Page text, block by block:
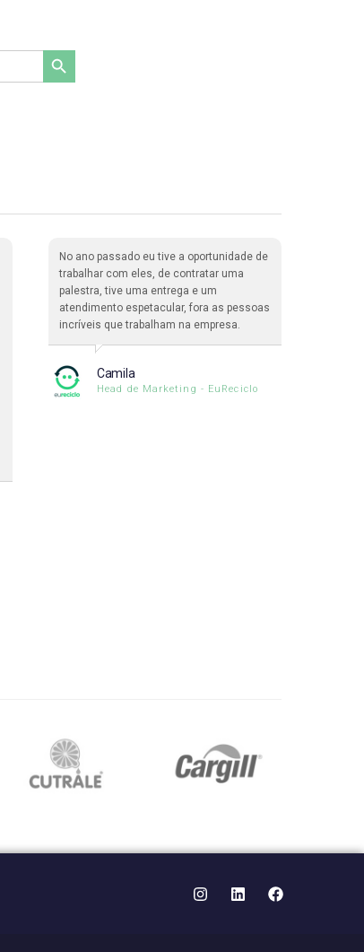
Search Button
No ano passado eu tive a oportunidade de
trabalhar com eles, de contratar uma
palestra, tive uma entrega e um
atendimento espetacular, fora as pessoas
incríveis que trabalham na empresa.
Camila
Head de Marketing - EuReciclo